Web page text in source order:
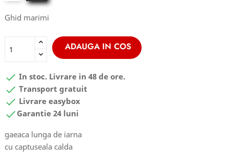
Ghid marimi
ADAUGA IN COS
 In stoc. Livrare in 48 de ore.
 Transport gratuit
 Livrare easybox
 Garantie 24 luni
gaeaca lunga de iarna
cu captuseala calda